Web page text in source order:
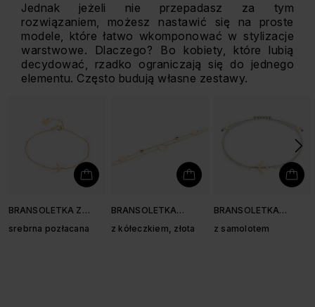
Jednak jeżeli nie przepadasz za tym
rozwiązaniem, możesz nastawić się na proste
modele, które łatwo wkomponować w stylizacje
warstwowe. Dlaczego? Bo kobiety, które lubią
decydować, rzadko ograniczają się do jednego
elementu. Często budują własne zestawy.
BRANSOLETKA Z
srebrna pozłacana
BRANSOLETKA
z kółeczkiem, złota
BRANSOLETKA
z samolotem